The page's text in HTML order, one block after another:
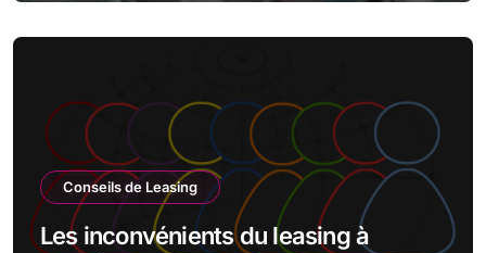
Conseils de Leasing
Les inconvénients du leasing à